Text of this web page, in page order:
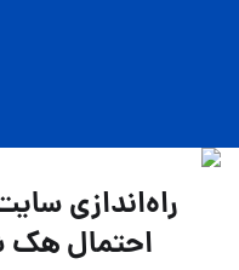
راه‌اندازی
احتمال هک